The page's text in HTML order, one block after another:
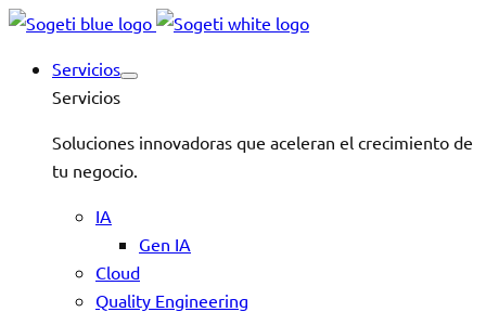
Servicios
Servicios
Soluciones innovadoras que aceleran el crecimiento de
tu negocio.
IA
Gen IA
Cloud
Quality Engineering